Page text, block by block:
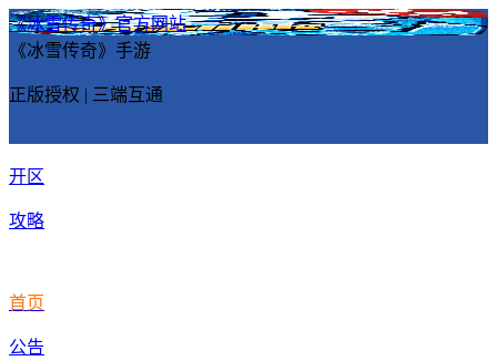
《冰雪传奇》官方网站
《冰雪传奇》手游
正版授权 | 三端互通
开区
攻略
首页
公告